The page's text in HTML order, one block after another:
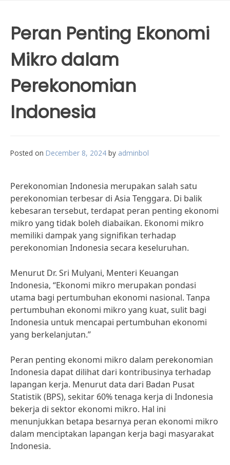
Peran Penting Ekonomi
Mikro dalam
Perekonomian
Indonesia
Posted on December 8, 2024 by adminbol
Perekonomian Indonesia merupakan salah satu
perekonomian terbesar di Asia Tenggara. Di balik
kebesaran tersebut, terdapat peran penting ekonomi
mikro yang tidak boleh diabaikan. Ekonomi mikro
memiliki dampak yang signifikan terhadap
perekonomian Indonesia secara keseluruhan.
Menurut Dr. Sri Mulyani, Menteri Keuangan
Indonesia, “Ekonomi mikro merupakan pondasi
utama bagi pertumbuhan ekonomi nasional. Tanpa
pertumbuhan ekonomi mikro yang kuat, sulit bagi
Indonesia untuk mencapai pertumbuhan ekonomi
yang berkelanjutan.”
Peran penting ekonomi mikro dalam perekonomian
Indonesia dapat dilihat dari kontribusinya terhadap
lapangan kerja. Menurut data dari Badan Pusat
Statistik (BPS), sekitar 60% tenaga kerja di Indonesia
bekerja di sektor ekonomi mikro. Hal ini
menunjukkan betapa besarnya peran ekonomi mikro
dalam menciptakan lapangan kerja bagi masyarakat
Indonesia.